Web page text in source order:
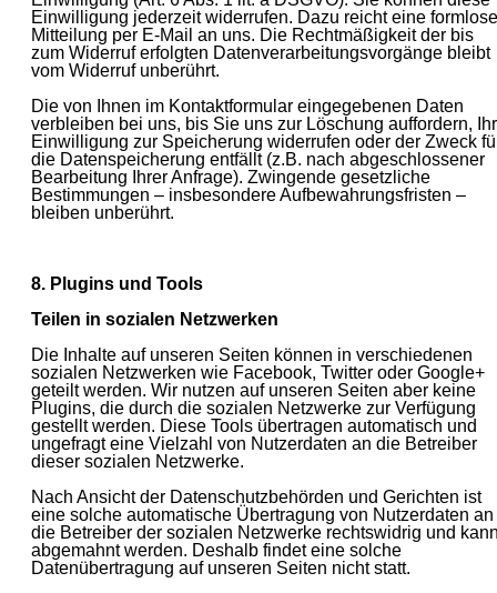
Einwilligung jederzeit widerrufen. Dazu reicht eine formlose
Mitteilung per E-Mail an uns. Die Rechtmäßigkeit der bis
zum Widerruf erfolgten Datenverarbeitungsvorgänge bleibt
vom Widerruf unberührt.
Die von Ihnen im Kontaktformular eingegebenen Daten
verbleiben bei uns, bis Sie uns zur Löschung auffordern,
Einwilligung zur Speicherung widerrufen oder der Zweck
die Datenspeicherung entfällt (z.B. nach abgeschlossener
Bearbeitung Ihrer Anfrage). Zwingende gesetzliche
Bestimmungen – insbesondere Aufbewahrungsfristen –
bleiben unberührt.
8. Plugins und Tools
Teilen in sozialen Netzwerken
Die Inhalte auf unseren Seiten können in verschiedenen
sozialen Netzwerken wie Facebook, Twitter oder Google+
geteilt werden. Wir nutzen auf unseren Seiten aber keine
Plugins, die durch die sozialen Netzwerke zur Verfügung
gestellt werden. Diese Tools übertragen automatisch und
ungefragt eine Vielzahl von Nutzerdaten an die Betreiber
dieser sozialen Netzwerke.
Nach Ansicht der Datenschutzbehörden und Gerichten ist
eine solche automatische Übertragung von Nutzerdaten an
die Betreiber der sozialen Netzwerke rechtswidrig und
abgemahnt werden. Deshalb findet eine solche
Datenübertragung auf unseren Seiten nicht statt.